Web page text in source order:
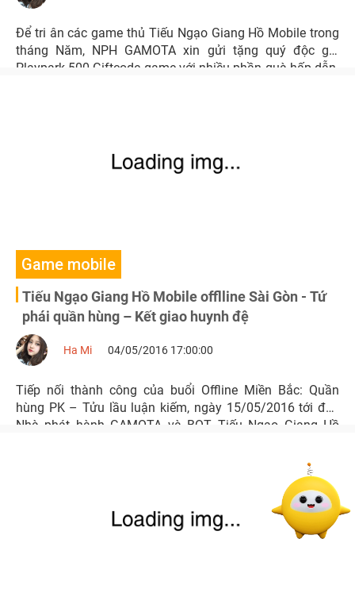
Để tri ân các game thủ Tiếu Ngạo Giang Hồ Mobile trong
tháng Năm, NPH GAMOTA xin gửi tặng quý độc giả
Playpark 500 Giftcode game với nhiều phần quà hấp dẫn.
Game mobile
Tiếu Ngạo Giang Hồ Mobile offlline Sài Gòn - Tứ
phái quần hùng – Kết giao huynh đệ
Ha Mi 04/05/2016 17:00:00
Tiếp nối thành công của buổi Offline Miền Bắc: Quần
hùng PK – Tửu lầu luận kiếm, ngày 15/05/2016 tới đây
Nhà phát hành GAMOTA và BQT Tiếu Ngạo Giang Hồ